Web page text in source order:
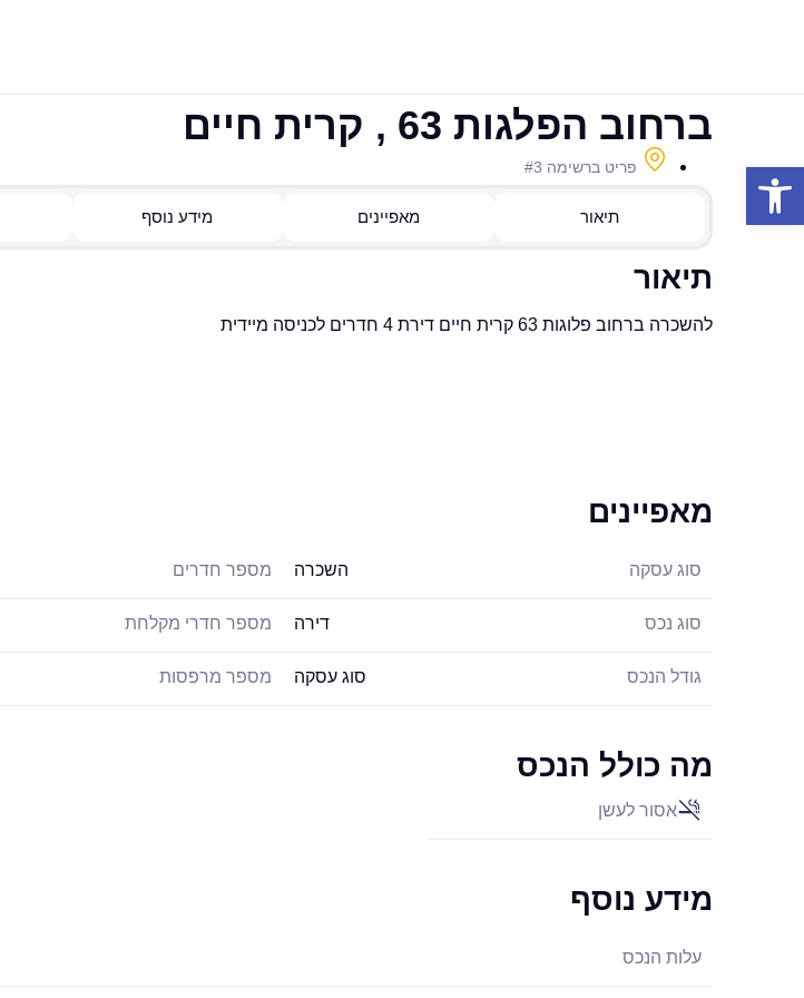
ברחוב הפלגות 63 , קרית חיים
פריט ברשימה #3
תיאור מאפיינים מידע נוסף
תיאור
להשכרה ברחוב פלוגות 63 קרית חיים דירת 4 חדרים לכניסה מיידית
מאפיינים
סוג עסקה השכרה
סוג נכס דירה
גודל הנכס סוג עסקה
מספר חדרים
מספר חדרי מקלחת
מספר מרפסות
מה כולל הנכס
אסור לעשן
מידע נוסף
עלות הנכס
פתח סרגל נגישות